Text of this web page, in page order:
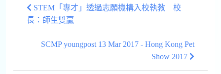
STEM「專才」透過志願機構入校執教 校
長：師生雙贏
SCMP youngpost 13 Mar 2017 - Hong Kong Pet
Show 2017